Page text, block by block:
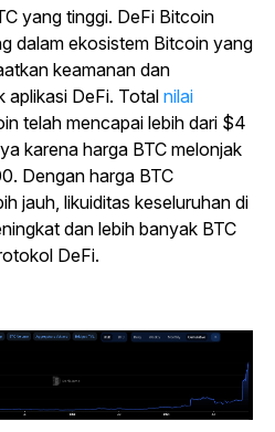
yang tinggi. DeFi Bitcoin
dalam ekosistem Bitcoin yang
keamanan dan
aplikasi DeFi. Total nilai
telah mencapai lebih dari $4
karena harga BTC melonjak
Dengan harga BTC
jauh, likuiditas keseluruhan di
dan lebih banyak BTC
DeFi.